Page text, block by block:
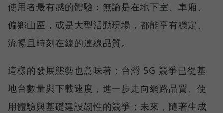
使用者最有感的體驗：無論是在地下室、車廂、
偏鄉山區，或是大型活動現場，都能享有穩定、
流暢且時刻在線的連線品質。
這樣的發展態勢也意味著：台灣 5G 競爭已從基
地台數量與下載速度，進一步走向網路品質、使
用體驗與基礎建設韌性的競爭；未來，隨著生成